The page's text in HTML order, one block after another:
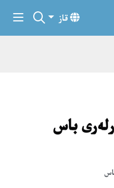
قاز
باس